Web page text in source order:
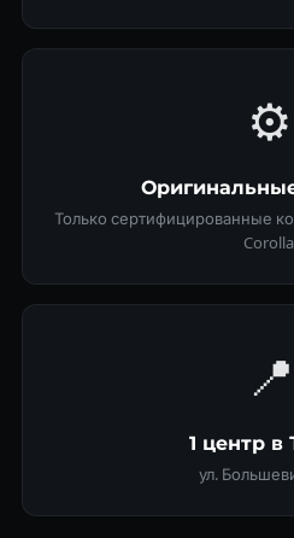
⚙️
Только сертифицированные
📍
1 центр в
ул.